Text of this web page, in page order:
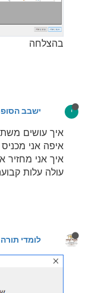
בהצלחה
י ישבב
איך עושים
איפה אני
איך אני מחזיר
עולה עלות
לומדי תורה